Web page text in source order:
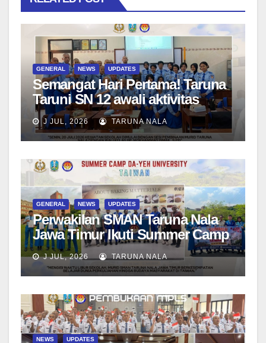
GENERAL NEWS UPDATES
Semangat Hari Pertama! Taruna
Taruni SN 12 awali aktivitas
bersama Wali Kelas dan Tes
Asesmen Diagnostik
J JUL, 2026 TARUNA NALA
GENERAL NEWS UPDATES
Perwakilan SMAN Taruna Nala
Jawa Timur Ikuti Summer Camp
di Da-Yeh University, Taiwan
J JUL, 2026 TARUNA NALA
NEWS UPDATES